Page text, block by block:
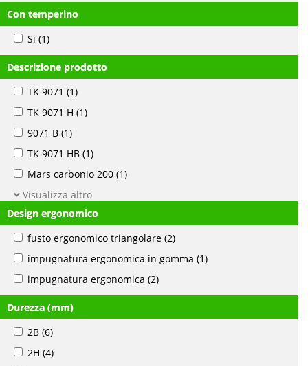
Con temperino
Si (1)
Descrizione prodotto
TK 9071 (1)
TK 9071 H (1)
9071 B (1)
TK 9071 HB (1)
Mars carbonio 200 (1)
Visualizza altro
Design ergonomico
fusto ergonomico triangolare (2)
impugnatura ergonomica in gomma (1)
impugnatura ergonomica (2)
Durezza (mm)
2B (6)
2H (4)